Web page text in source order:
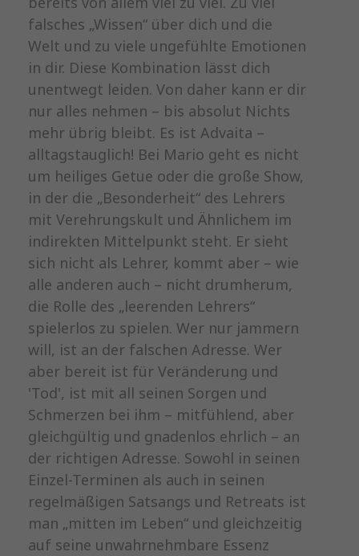
falsches „Wissen“ über dich und die
Welt und zu viele ungefühlte Emotionen
in dir. Diese Kombination lässt dich
unentwegt leiden. Von daher kann er dir
nur alles nehmen – bis absolut Nichts
mehr übrig bleibt. Es ist Advaita –
alltagstauglich! Bei Mario geht es nicht
um heiliges Getue oder die große Show,
in der die „Besonderheit“ des Lehrers
mit Verehrungskult und Ähnlichem im
indirekten Mittelpunkt steht. Er sieht
sich nicht als Lehrer, kommt aber – wie
alle anderen auch – nicht drumherum,
die Rolle des „leerenden Lehrers“
spielerlos zu spielen. Wer nur jammern
will, ist an der falschen Adresse. Wer
aber bereit ist für Veränderung und
'Tod', ist mit all seinen Sorgen und
Schmerzen bei ihm – mitfühlend, aber
gleichgültig und gnadenlos ehrlich – an
der richtigen Adresse. Sowohl in seinen
Einzel-Terminen als auch in seinen
regelmäßigen Satsangs und Retreats ist
man „mitten im Leben“ und gleichzeitig
auf seine unwahrnehmbare Essenz